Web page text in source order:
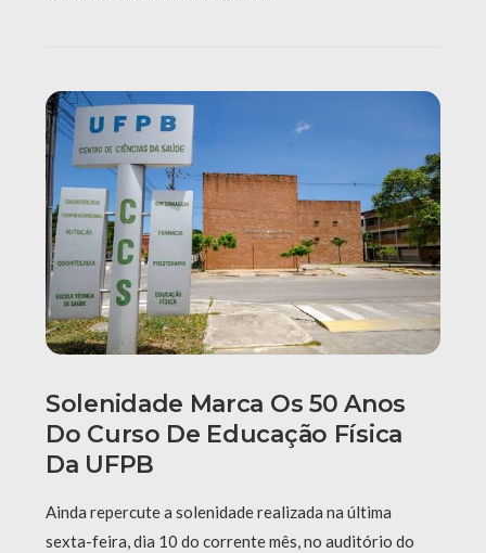
Solenidade Marca Os 50 Anos
Do Curso De Educação Física
Da UFPB
Ainda repercute a solenidade realizada na última
sexta-feira, dia 10 do corrente mês, no auditório do